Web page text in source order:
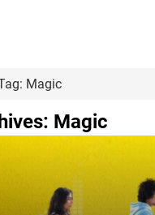
Magic
Magic